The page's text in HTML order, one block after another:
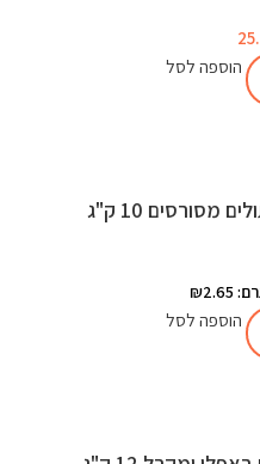
הוספה לסל
מסורסים 10 ק"ג
הוספה לסל